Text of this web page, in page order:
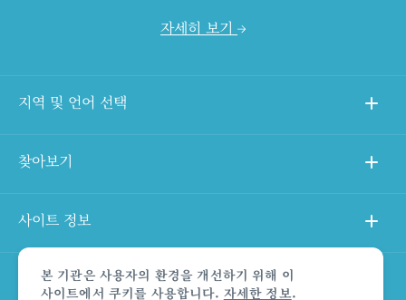
본 기관은 사용자의 환경을 개선하기 위해 이
사이트에서 쿠키를 사용합니다. 자세한 정보.
자세히 보기
지역 및 언어 선택
찾아보기
사이트 정보
다른 사이트